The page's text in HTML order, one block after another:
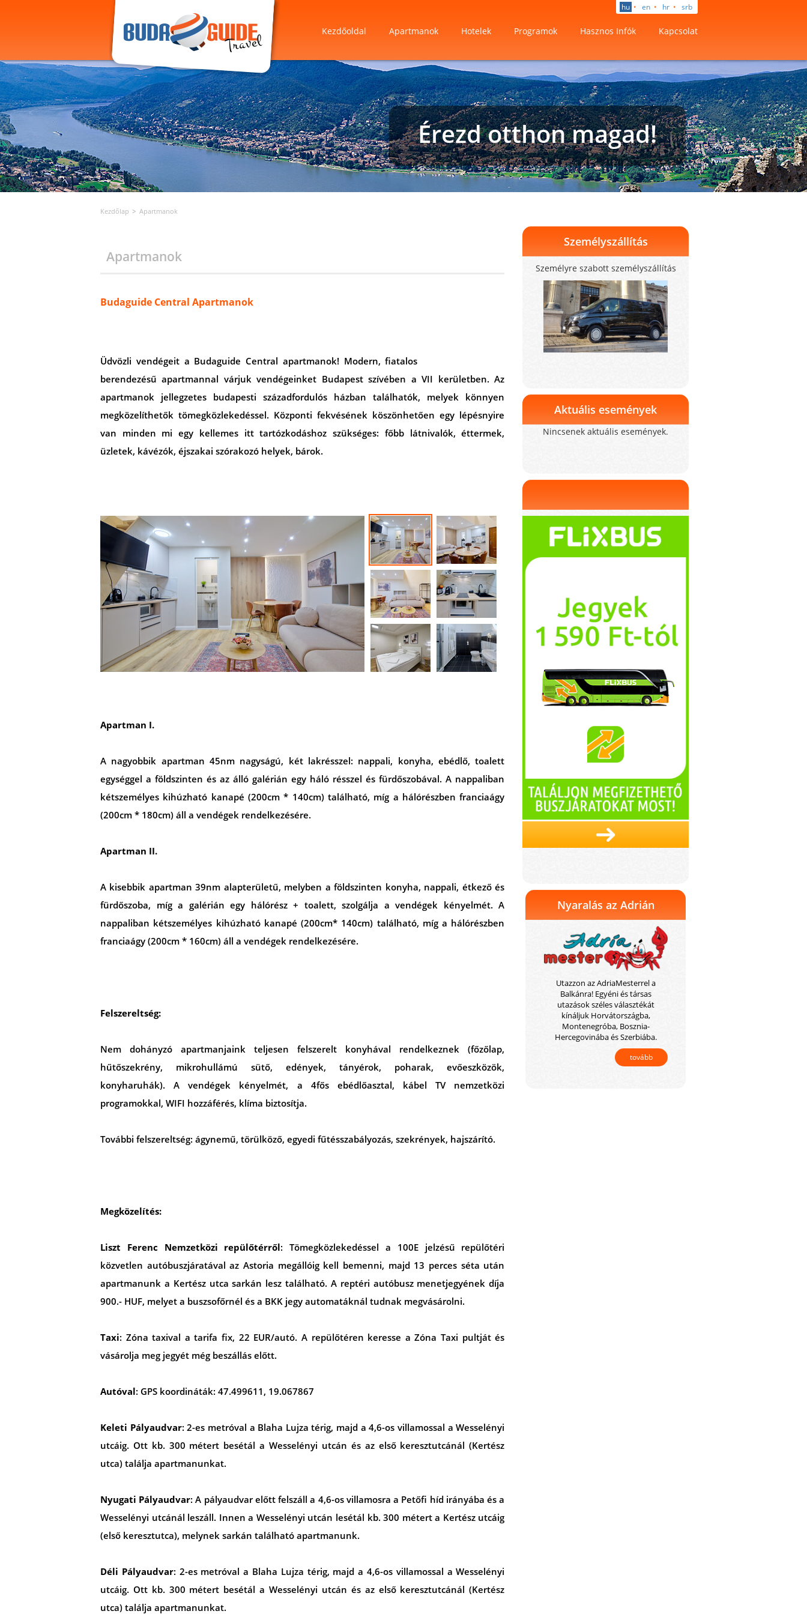
hu • en • hr • srb
Kezdőoldal Apartmanok Hotelek Programok Hasznos Infók Kapcsolat
Érezd otthon magad!
Kezdőlap Apartmanok
Apartmanok
Budaguide Central Apartmanok
Üdvözli vendégeit a Budaguide Central apartmanok! Modern, fiatalos
berendezésű apartmannal várjuk vendégeinket Budapest szívében a VII kerületben. Az
apartmanok jellegzetes budapesti századfordulós házban találhatók, melyek könnyen
megközelíthetők tömegközlekedéssel. Központi fekvésének köszönhetően egy lépésnyire
van minden mi egy kellemes itt tartózkodáshoz szükséges: főbb látnivalók, éttermek,
üzletek, kávézók, éjszakai szórakozó helyek, bárok.
Apartman I.
A nagyobbik apartman 45nm nagyságú, két lakrésszel: nappali, konyha, ebédlő, toalett
egységgel a földszinten és az álló galérián egy háló résszel és fürdőszobával. A nappaliban
kétszemélyes kihúzható kanapé (200cm * 140cm) található, míg a hálórészben franciaágy
(200cm * 180cm) áll a vendégek rendelkezésére.
Apartman II.
A kisebbik apartman 39nm alapterületű, melyben a földszinten konyha, nappali, étkező és
fürdőszoba, míg a galérián egy hálórész + toalett, szolgálja a vendégek kényelmét. A
nappaliban kétszemélyes kihúzható kanapé (200cm* 140cm) található, míg a hálórészben
franciaágy (200cm * 160cm) áll a vendégek rendelkezésére.
Felszereltség:
Nem dohányzó apartmanjaink teljesen felszerelt konyhával rendelkeznek (főzőlap,
hűtőszekrény, mikrohullámú sütő, edények, tányérok, poharak, evőeszközök,
konyharuhák). A vendégek kényelmét, a 4fős ebédlőasztal, kábel TV nemzetközi
programokkal, WIFI hozzáférés, klíma biztosítja.
További felszereltség: ágynemű, törülköző, egyedi fűtésszabályozás, szekrények, hajszárító.
Megközelítés:
Liszt Ferenc Nemzetközi repülőtérről: Tömegközlekedéssel a 100E jelzésű repülőtéri
közvetlen autóbuszjáratával az Astoria megállóig kell bemenni, majd 13 perces séta után
apartmanunk a Kertész utca sarkán lesz található. A reptéri autóbusz menetjegyének díja
900.- HUF, melyet a buszsofőrnél és a BKK jegy automatáknál tudnak megvásárolni.
Taxi: Zóna taxival a tarifa fix, 22 EUR/autó. A repülőtéren keresse a Zóna Taxi pultját és
vásárolja meg jegyét még beszállás előtt.
Autóval: GPS koordináták: 47.499611, 19.067867
Keleti Pályaudvar: 2-es metróval a Blaha Lujza térig, majd a 4,6-os villamossal a Wesselényi
utcáig. Ott kb. 300 métert besétál a Wesselényi utcán és az első keresztutcánál (Kertész
utca) találja apartmanunkat.
Nyugati Pályaudvar: A pályaudvar előtt felszáll a 4,6-os villamosra a Petőfi híd irányába és a
Wesselényi utcánál leszáll. Innen a Wesselényi utcán lesétál kb. 300 métert a Kertész utcáig
(első keresztutca), melynek sarkán található apartmanunk.
Déli Pályaudvar: 2-es metróval a Blaha Lujza térig, majd a 4,6-os villamossal a Wesselényi
utcáig. Ott kb. 300 métert besétál a Wesselényi utcán és az első keresztutcánál (Kertész
utca) találja apartmanunkat.
Személyszállítás
Személyre szabott személyszállítás
Aktuális események
Nincsenek aktuális események.
Nyaralás az Adrián
Utazzon az AdriaMesterrel a
Balkánra! Egyéni és társas
utazások széles választékát
kínáljuk Horvátországba,
Montenegróba, Bosznia-
Hercegovinába és Szerbiába.
tovább